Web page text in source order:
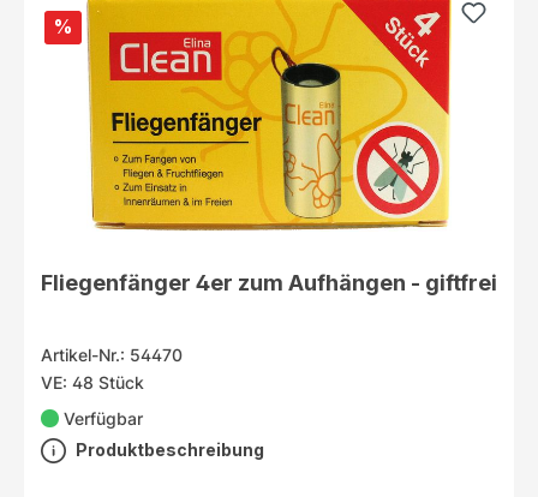
%
Fliegenfänger 4er zum Aufhängen - giftfrei
Artikel-Nr.: 54470
VE: 48 Stück
Verfügbar
Produktbeschreibung